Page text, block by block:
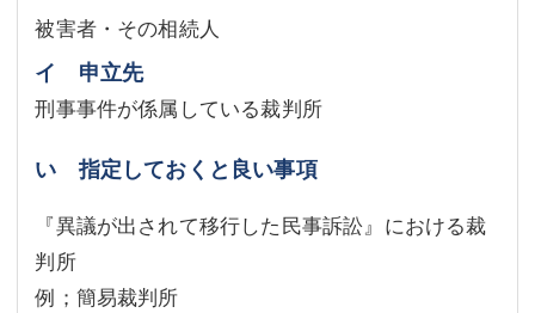
被害者・その相続人
イ 申立先
刑事事件が係属している裁判所
い 指定しておくと良い事項
『異議が出されて移行した民事訴訟』における裁
判所
例；簡易裁判所